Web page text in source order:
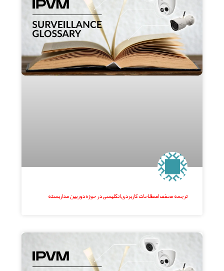
ترجمه مخفف اصطلاحات کاربردی انگلیسی در حوزه دوربین مداربسته